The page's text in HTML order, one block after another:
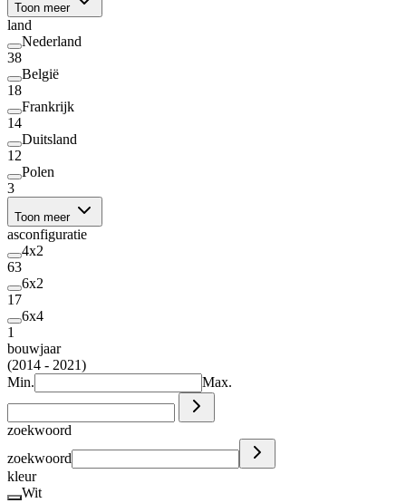
Toon meer
land
Nederland
38
België
18
Frankrijk
14
Duitsland
12
Polen
3
Toon meer
asconfiguratie
4x2
63
6x2
17
6x4
1
bouwjaar
(2014 - 2021)
Min.
Max.
zoekwoord
zoekwoord
kleur
Wit